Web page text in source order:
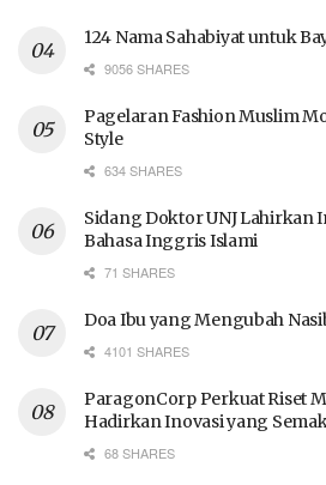
124 Nama Sahabiyat untuk
9056 SHARES
Pagelaran Fashion Muslim
Style
634 SHARES
Sidang Doktor UNJ Lahirkan
Bahasa Inggris Islami
71 SHARES
Doa Ibu yang Mengubah
4101 SHARES
ParagonCorp Perkuat Riset
Hadirkan Inovasi yang
68 SHARES